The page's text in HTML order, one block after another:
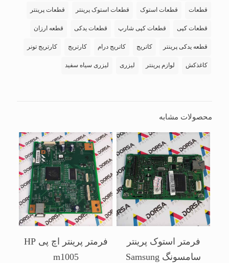
قطعات قطعات استوک قطعات استوک پرینتر قطعات پرینتر
قطعات کپی قطعات کپی شارپ قطعات یدکی قطعه ارزان
قطعه یدکی پرینتر کاتریج کاتریج درام کارتریج کارتریج تونر
کاغذکش لوازم پرینتر لیزری لیزری سیاه سفید
محصولات مشابه
فرمتر استوک پرینتر
سامسونگ Samsung
فرمتر پرینتر اچ پی HP
m1005